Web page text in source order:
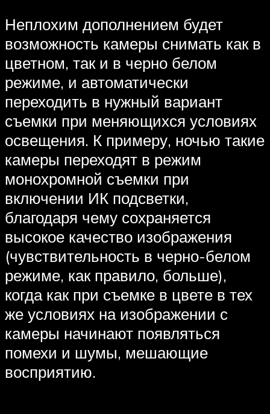
Неплохим дополнением будет
возможность камеры снимать как в
цветном, так и в черно белом
режиме, и автоматически
переходить в нужный вариант
съемки при меняющихся условиях
освещения. К примеру, ночью такие
камеры переходят в режим
монохромной съемки при
включении ИК подсветки,
благодаря чему сохраняется
высокое качество изображения
(чувствительность в черно-белом
режиме, как правило, больше),
когда как при съемке в цвете в тех
же условиях на изображении с
камеры начинают появляться
помехи и шумы, мешающие
восприятию.